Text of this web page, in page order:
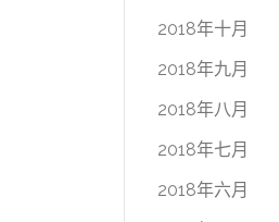
2018年十月
2018年九月
2018年八月
2018年七月
2018年六月